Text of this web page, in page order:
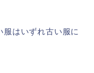
はいずれ古い服に